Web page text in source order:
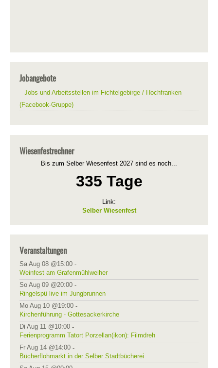
Jobangebote
Jobs und Arbeitsstellen im Fichtelgebirge / Hochfranken
(Facebook-Gruppe)
Wiesenfestrechner
Bis zum Selber Wiesenfest 2027 sind es noch...
335 Tage
Link:
Selber Wiesenfest
Veranstaltungen
Sa Aug 08 @15:00 -
Weinfest am Grafenmühlweiher
So Aug 09 @20:00 -
Ringelspü live im Jungbrunnen
Mo Aug 10 @19:00 -
Kirchenführung - Gottesackerkirche
Di Aug 11 @10:00 -
Ferienprogramm Tatort Porzellan(ikon): Filmdreh
Fr Aug 14 @14:00 -
Bücherflohmarkt in der Selber Stadtbücherei